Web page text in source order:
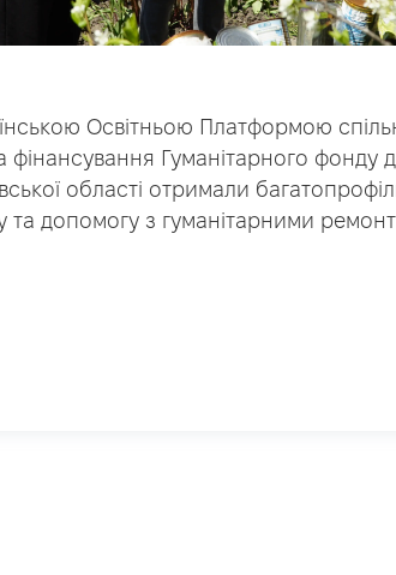
Освітньою Платформою
Гуманітарного фонду
області отримали
та допомогу з гуманітарними